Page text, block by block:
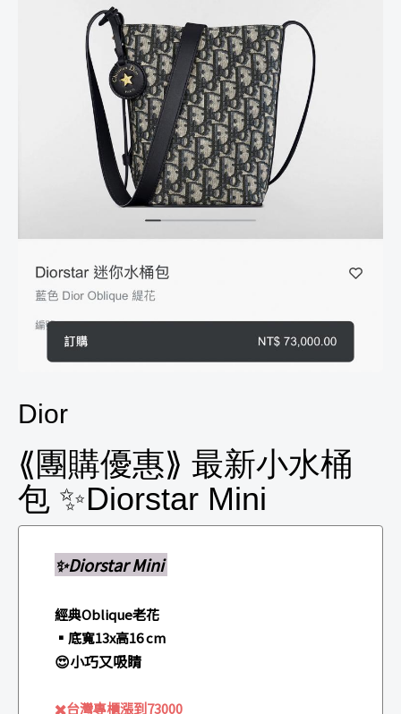
Dior
⟪團購優惠⟫ 最新小水桶
包 ✨Diorstar Mini
✨Diorstar Mini
經典Oblique老花
▪️底寬13x高16 cm
😍小巧又吸睛
✖️台灣專櫃漲到73000